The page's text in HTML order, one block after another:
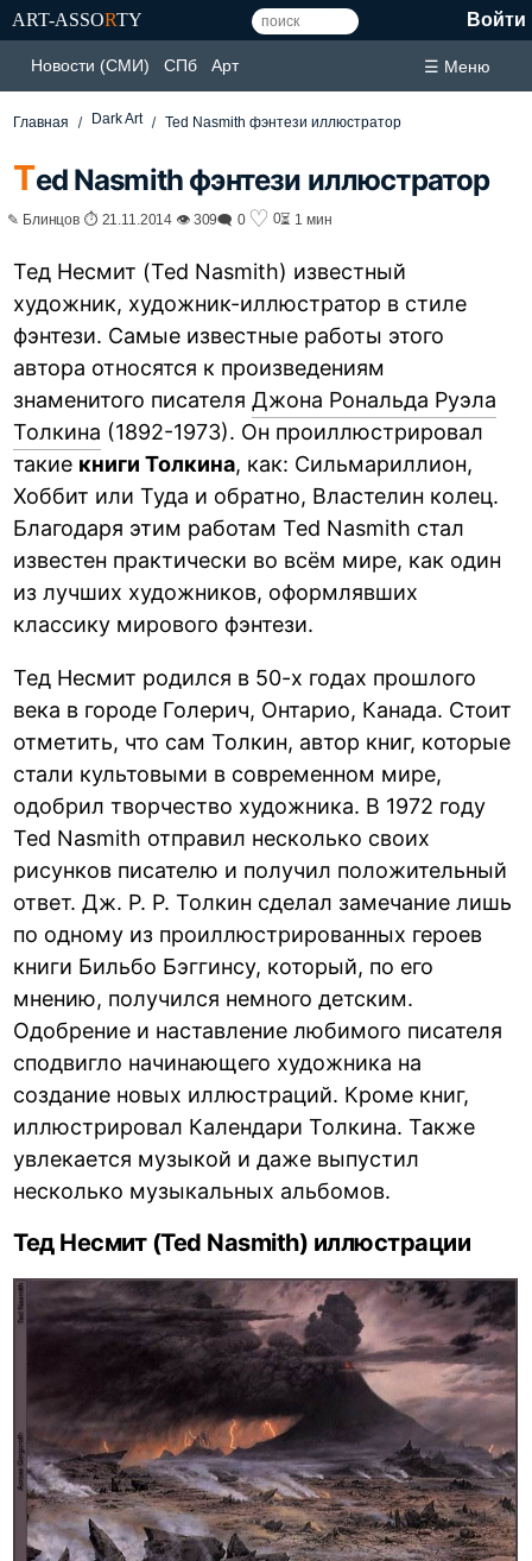
ART-ASSORTY Войти
Новости (СМИ) СПб Арт ☰ Меню
Главная Dark Art Ted Nasmith фэнтези иллюстратор
Ted Nasmith фэнтези иллюстратор
✎ Блинцов ⏱ 21.11.2014 👁 309🗨 0 ♡ 0⏳ 1 мин
Тед Несмит (Ted Nasmith) известный
художник, художник-иллюстратор в стиле
фэнтези. Самые известные работы этого
автора относятся к произведениям
знаменитого писателяДжона Рональда Руэла
Толкина (1892-1973). Он проиллюстрировал
такие книги Толкина, как: Сильмариллион,
Хоббит или Туда и обратно, Властелин колец.
Благодаря этим работам Ted Nasmith стал
известен практически во всём мире, как один
из лучших художников, оформлявших
классику мирового фэнтези.
Тед Несмит родился в 50-х годах прошлого
века в городе Голерич, Онтарио, Канада. Стоит
отметить, что сам Толкин, автор книг, которые
стали культовыми в современном мире,
одобрил творчество художника. В 1972 году
Ted Nasmith отправил несколько своих
рисунков писателю и получил положительный
ответ. Дж. Р. Р. Толкин сделал замечание лишь
по одному из проиллюстрированных героев
книги Бильбо Бэггинсу, который, по его
мнению, получился немного детским.
Одобрение и наставление любимого писателя
сподвигло начинающего художника на
создание новых иллюстраций. Кроме книг,
иллюстрировал Календари Толкина. Также
увлекается музыкой и даже выпустил
несколько музыкальных альбомов.
Тед Несмит (Ted Nasmith) иллюстрации